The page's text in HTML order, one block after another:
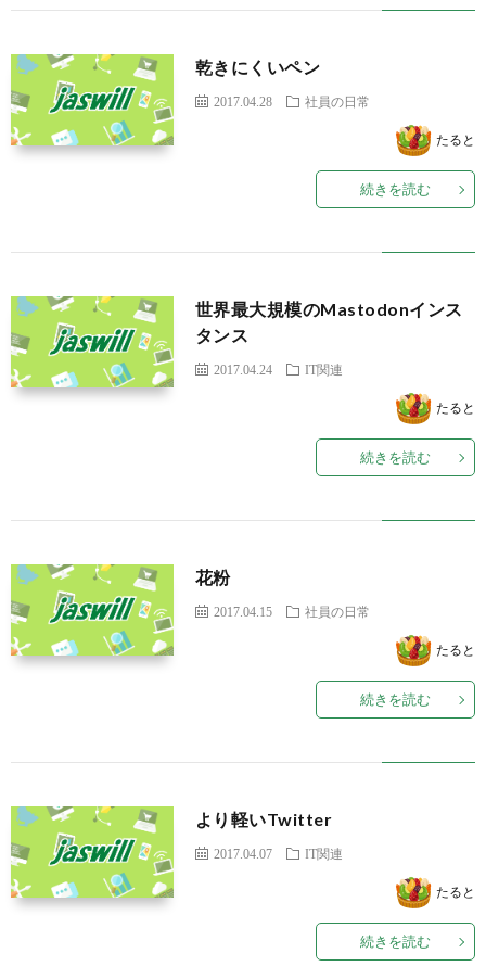
乾きにくいペン
2017.04.28 社員の日常
たると
続きを読む
世界最大規模のMastodonインス
タンス
2017.04.24 IT関連
たると
続きを読む
花粉
2017.04.15 社員の日常
たると
続きを読む
より軽いTwitter
2017.04.07 IT関連
たると
続きを読む